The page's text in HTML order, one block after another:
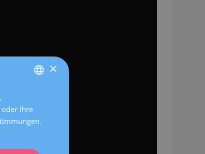
CATALÀ
×
oder Ihre